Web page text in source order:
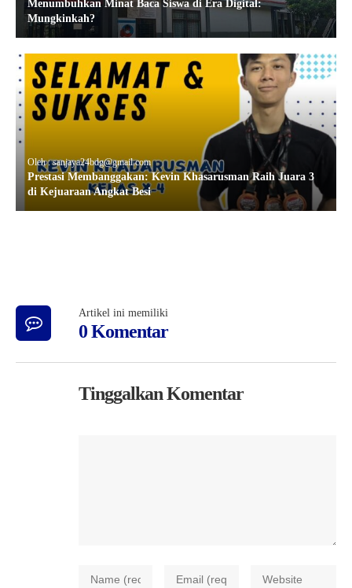
Menumbuhkan Minat Baca Siswa di Era Digital:
Mungkinkah?
Oleh : sanjaya24bdg@gmail.com
Prestasi Membanggakan: Kevin Khasarusman Raih Juara 3
di Kejuaraan Angkat Besi
Artikel ini memiliki
0 Komentar
Tinggalkan Komentar